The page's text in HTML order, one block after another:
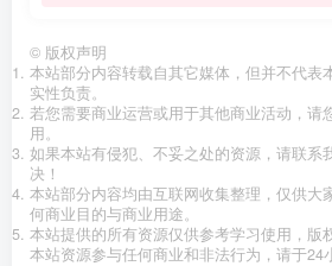
© 版权声明
本站部分内容转载自其它媒体，但并不代表
实性负责。
若您需要商业运营或用于其他商业活动，请
用。
如果本站有侵犯、不妥之处的资源，请联系
决！
本站部分内容均由互联网收集整理，仅供大
何商业目的与商业用途。
本站提供的所有资源仅供参考学习使用，版
本站资源参与任何商业和非法行为，请于24